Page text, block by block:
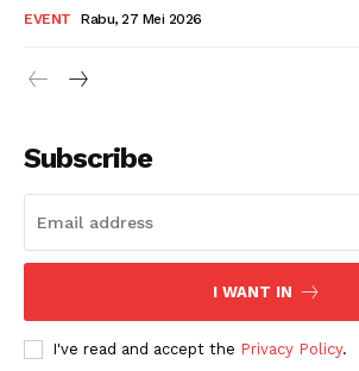
EVENT Rabu, 27 Mei 2026
Subscribe
I WANT IN
I've read and accept the Privacy Policy.